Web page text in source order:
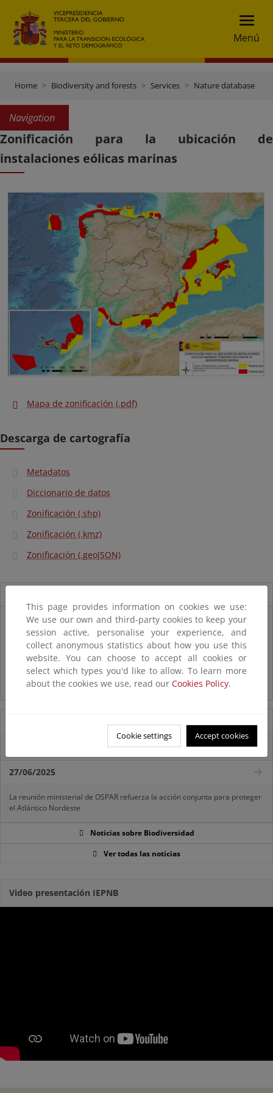
Menú
Home Biodiversity and forests Services Nature database
Navigation
Zonificación para la ubicación de
instalaciones eólicas marinas
Mapa de zonificación (.pdf)
Descarga de cartografía
Metadatos
Diccionario de datos
Zonificación (.shp)
Zonificación (.kmz)
Zonificación (.geoJSON)
Listas patrón
El MITECO revisa y actualiza la Lista Patrón de las especies
silvestres presentes en España
Preguntas frecuentes...
Acceso a los recursos genéticos y reparto de beneficios
El censo de aves del Parque Nacional de las Tablas bate récords históricos
27/06/2025
La reunión ministerial de OSPAR refuerza la acción conjunta para proteger
el Atlántico Nordeste
Noticias sobre Biodiversidad
Ver todas las noticias
Video presentación IEPNB
This page provides information on cookies we use:
We use our own and third-party cookies to keep your
session active, personalise your experience, and
collect anonymous statistics about how you use this
website. You can choose to accept all cookies or
select which types you'd like to allow. To learn more
about the cookies we use, read our Cookies Policy.
Cookie settings Accept cookies